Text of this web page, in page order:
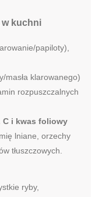
w kuchni
papiloty),
masła klarowanego)
rozpuszczalnych
C i kwas foliowy
lniane, orzechy
tłuszczowych.
ryby,